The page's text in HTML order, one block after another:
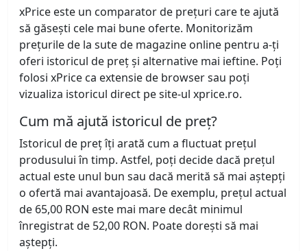
xPrice este un comparator de prețuri care te ajută
să găsești cele mai bune oferte. Monitorizăm
prețurile de la sute de magazine online pentru a-ți
oferi istoricul de preț și alternative mai ieftine. Poți
folosi xPrice ca extensie de browser sau poți
vizualiza istoricul direct pe site-ul xprice.ro.
Cum mă ajută istoricul de preț?
Istoricul de preț îți arată cum a fluctuat prețul
produsului în timp. Astfel, poți decide dacă prețul
actual este unul bun sau dacă merită să mai aștepți
o ofertă mai avantajoasă. De exemplu, prețul actual
de 65,00 RON este mai mare decât minimul
înregistrat de 52,00 RON. Poate dorești să mai
aștepți.